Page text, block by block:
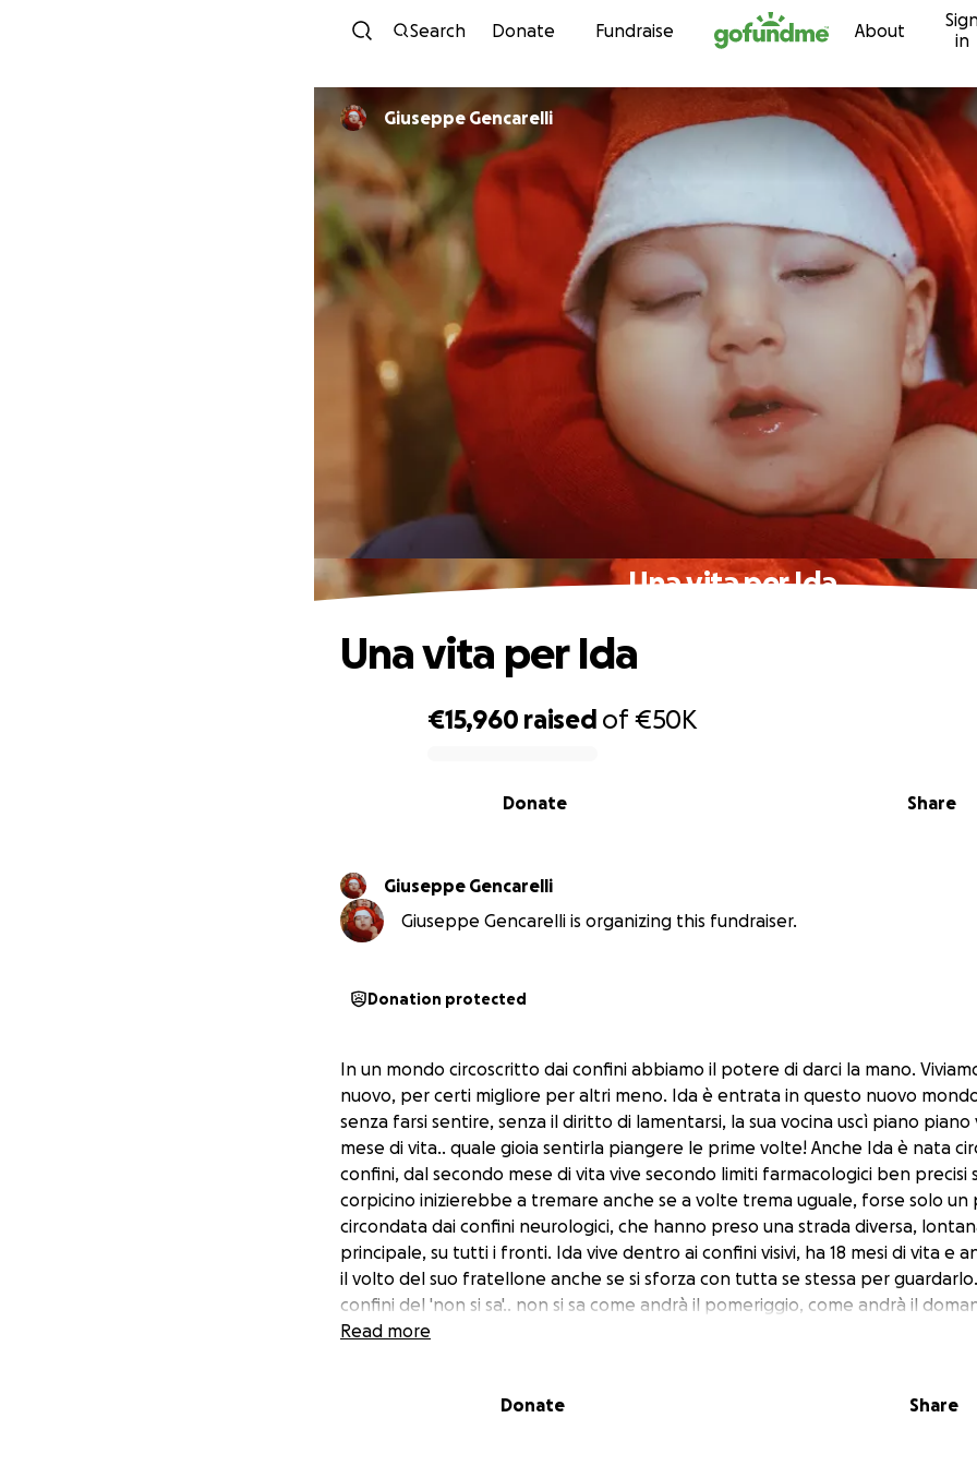
Skip to content
Search Donate Fundraise About
in
Giuseppe Gencarelli
Una vita per Ida
€15,960 raised of€50K
Share
Donate
Una vita per Ida
Giuseppe Gencarelli
Giuseppe Gencarelli is organizing this fundraiser.
Donation protected
In un mondo circoscritto dai confini abbiamo il potere di darci la mano.
nuovo, per certi migliore per altri meno. Ida è entrata in questo nuovo
senza farsi sentire, senza il diritto di lamentarsi, la sua vocina uscì piano piano
mese di vita.. quale gioia sentirla piangere le prime volte! Anche Ida è nata
confini, dal secondo mese di vita vive secondo limiti farmacologici ben precisi
corpicino inizierebbe a tremare anche se a volte trema uguale, forse solo un
circondata dai confini neurologici, che hanno preso una strada diversa,
principale, su tutti i fronti. Ida vive dentro ai confini visivi, ha 18 mesi di vita e
il volto del suo fratellone anche se si sforza con tutta se stessa per
confini del 'non si sa'.. non si sa come andrà il pomeriggio, come andrà il
sono imprevedibili e la quotidianità anche. Quello che si sa per certo è che
sa combattere il mondo in silenzio. Il suo è un silenzio assordante, un silenzio
Read more
Donate Share